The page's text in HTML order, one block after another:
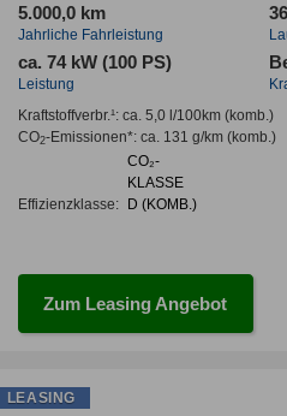
5.000,0 km
Jahrliche Fahrleistung
ca. 74 kW (100 PS)
Leistung
Kraftstoffverbr.¹: ca. 5,0 l/100km(komb.)
CO2-Emissionen*: ca. 131 g/km(komb.)
Effizienzklasse:
CO₂-
KLASSE
D (KOMB.)
Zum Leasing Angebot
LEASING